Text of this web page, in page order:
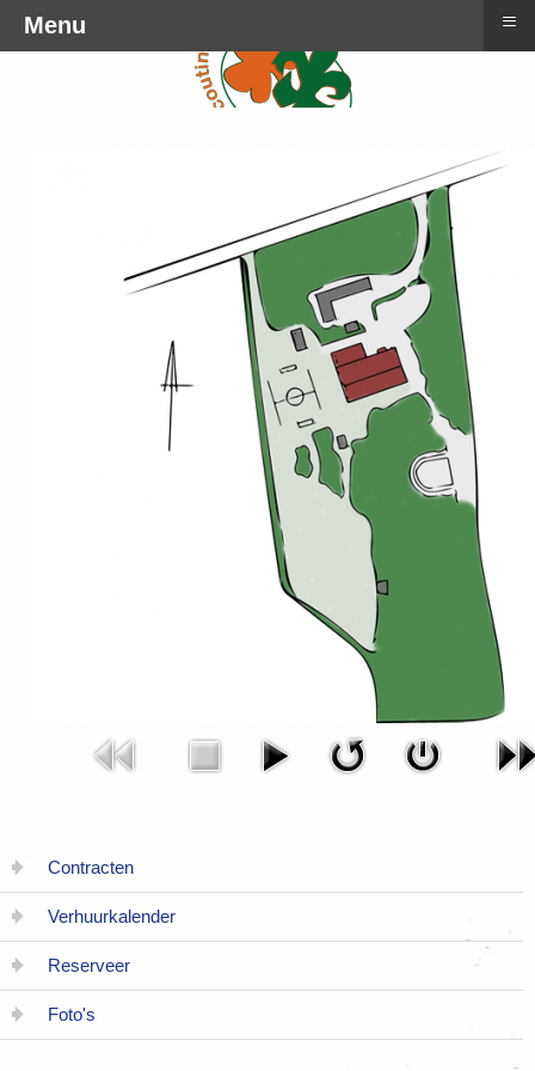
Contracten
Verhuurkalender
Reserveer
Foto's
Menu ≡